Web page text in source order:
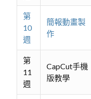
第
10
週
簡報動畫製
作
第
11
週
CapCut手機
版教學